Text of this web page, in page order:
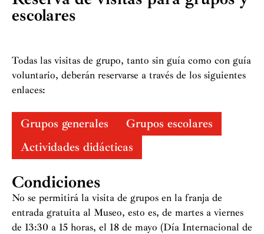
escolares
Todas las visitas de grupo, tanto sin guía como con guía
voluntario, deberán reservarse a través de los siguientes
enlaces:
Grupos generales
Grupos escolares
Actividades didácticas
Condiciones
No se permitirá la visita de grupos en la franja de
entrada gratuita al Museo, esto es, de martes a viernes
de 13:30 a 15 horas, el 18 de mayo (Día Internacional de